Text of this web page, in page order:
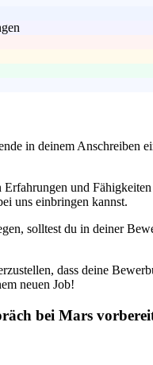
in deinem Anschreiben
Erfahrungen und
uns einbringen kannst.
solltest du in deiner
dass deine
neuen Job!
bei Mars